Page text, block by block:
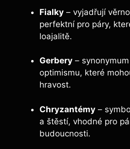
Fialky – vyjadřují
perfektní pro páry,
loajalitě.
Gerbery –
optimismu, které
hravost.
Chryzantémy –
a štěstí, vhodné pro
budoucnosti.